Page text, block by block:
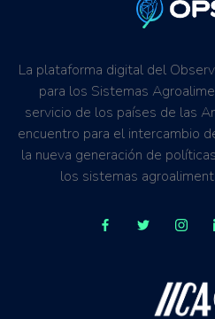
La plataforma digital del
para los Sistemas
servicio de los países de las
encuentro para el intercambio
la nueva generación de
los sistemas